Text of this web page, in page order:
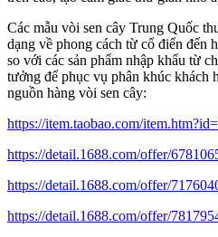
Các mẫu vòi sen cây Trung Quốc
dạng về phong cách từ cổ điển đến
so với các sản phẩm nhập khẩu từ
tưởng để phục vụ phân khúc khách
nguồn hàng vòi sen cây:
https://item.taobao.com/
https://detail.1688.com/offer/
https://detail.1688.com/offer/
https://detail.1688.com/offer/